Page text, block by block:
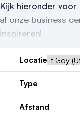
Kijk hieronder
al onze business
inspireren!
Locatie
Type
Afstand